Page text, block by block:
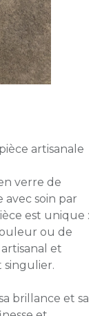
artisanale
verre de
avec soin par
est unique :
ou de
et
brillance et sa